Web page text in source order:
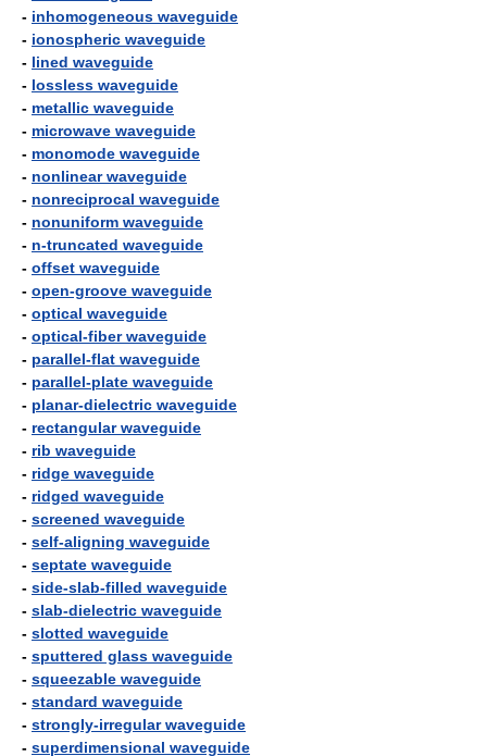
- inhomogeneous waveguide
- ionospheric waveguide
- lined waveguide
- lossless waveguide
- metallic waveguide
- microwave waveguide
- monomode waveguide
- nonlinear waveguide
- nonreciprocal waveguide
- nonuniform waveguide
- n-truncated waveguide
- offset waveguide
- open-groove waveguide
- optical waveguide
- optical-fiber waveguide
- parallel-flat waveguide
- parallel-plate waveguide
- planar-dielectric waveguide
- rectangular waveguide
- rib waveguide
- ridge waveguide
- ridged waveguide
- screened waveguide
- self-aligning waveguide
- septate waveguide
- side-slab-filled waveguide
- slab-dielectric waveguide
- slotted waveguide
- sputtered glass waveguide
- squeezable waveguide
- standard waveguide
- strongly-irregular waveguide
- superdimensional waveguide